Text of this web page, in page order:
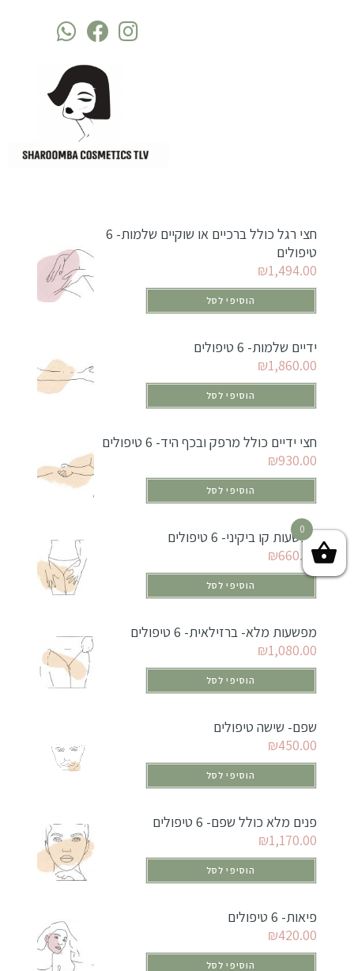
חצי רגל כולל ברכיים או שוקיים שלמות- 6
טיפולים
₪1,494.00
הוסיפי לסל
ידיים שלמות- 6 טיפולים
₪1,860.00
הוסיפי לסל
חצי ידיים כולל מרפק ובכף היד- 6 טיפולים
₪930.00
הוסיפי לסל
מפשעות קו ביקיני- 6 טיפולים
₪660.00
הוסיפי לסל
מפשעות מלא- ברזילאית- 6 טיפולים
₪1,080.00
הוסיפי לסל
שפם- שישה טיפולים
₪450.00
הוסיפי לסל
פנים מלא כולל שפם- 6 טיפולים
₪1,170.00
הוסיפי לסל
פיאות- 6 טיפולים
₪420.00
הוסיפי לסל
0